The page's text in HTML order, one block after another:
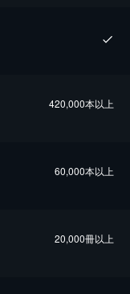
420,000本以上
60,000本以上
20,000冊以上